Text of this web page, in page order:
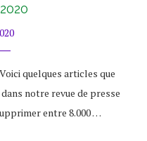
quelques articles que
notre revue de presse
entre 8.000 …